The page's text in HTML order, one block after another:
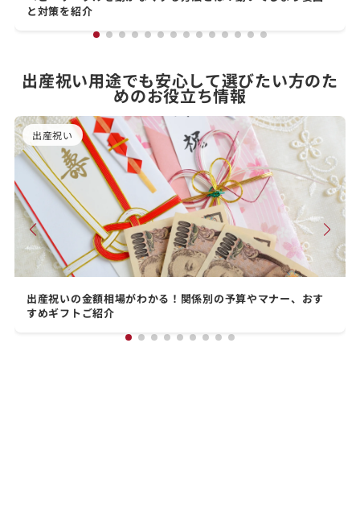
と対策を紹介
出産祝い用途でも安心して選びたい方のた
めのお役立ち情報
出産祝い
出産祝いの金額相場がわかる！関係別の予算やマナー、おす
すめギフトご紹介